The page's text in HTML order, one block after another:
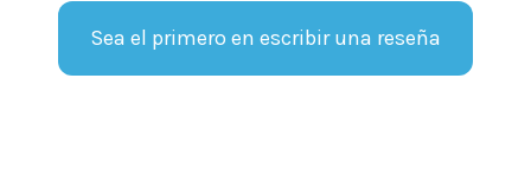
Sea el primero en escribir una reseña